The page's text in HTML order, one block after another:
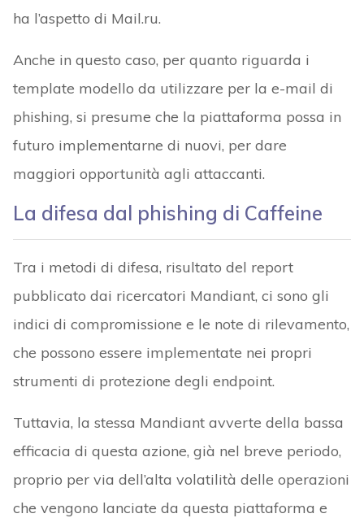
ha l’aspetto di Mail.ru.
Anche in questo caso, per quanto riguarda i
template modello da utilizzare per la e-mail di
phishing, si presume che la piattaforma possa in
futuro implementarne di nuovi, per dare
maggiori opportunità agli attaccanti.
La difesa dal phishing di Caffeine
Tra i metodi di difesa, risultato del report
pubblicato dai ricercatori Mandiant, ci sono gli
indici di compromissione e le note di rilevamento,
che possono essere implementate nei propri
strumenti di protezione degli endpoint.
Tuttavia, la stessa Mandiant avverte della bassa
efficacia di questa azione, già nel breve periodo,
proprio per via dell’alta volatilità delle operazioni
che vengono lanciate da questa piattaforma e